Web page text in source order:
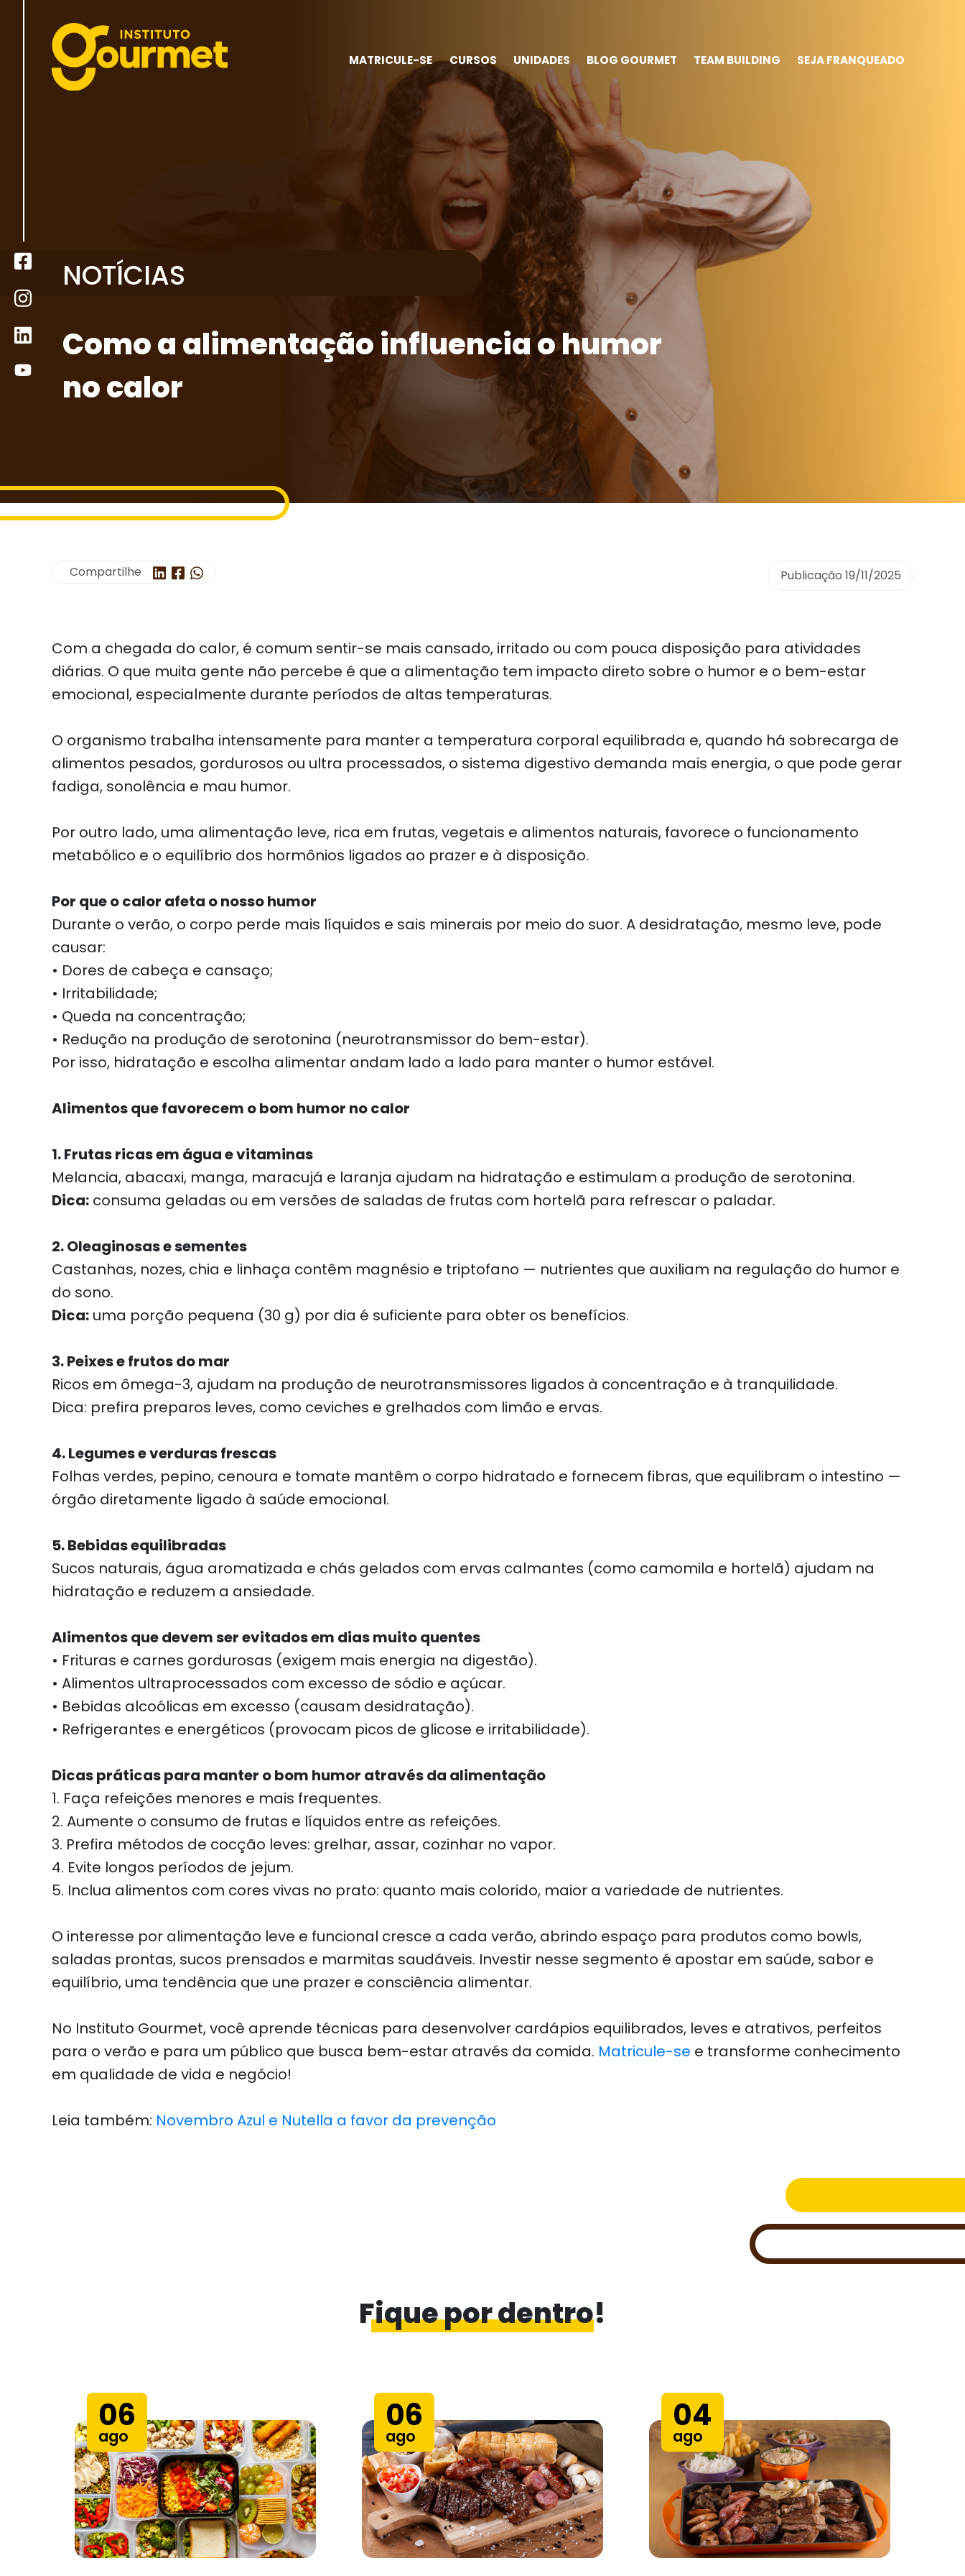
MATRICULE-SE CURSOS UNIDADES BLOG GOURMET TEAM BUILDING SEJA FRANQUEADO
NOTÍCIAS
Como a alimentação influencia o humor
no calor
Compartilhe Publicação 19/11/2025
Com a chegada do calor, é comum sentir-se mais cansado, irritado ou com pouca disposição para atividades
diárias. O que muita gente não percebe é que a alimentação tem impacto direto sobre o humor e o bem-estar
emocional, especialmente durante períodos de altas temperaturas.
O organismo trabalha intensamente para manter a temperatura corporal equilibrada e, quando há sobrecarga de
alimentos pesados, gordurosos ou ultra processados, o sistema digestivo demanda mais energia, o que pode gerar
fadiga, sonolência e mau humor.
Por outro lado, uma alimentação leve, rica em frutas, vegetais e alimentos naturais, favorece o funcionamento
metabólico e o equilíbrio dos hormônios ligados ao prazer e à disposição.
Por que o calor afeta o nosso humor
Durante o verão, o corpo perde mais líquidos e sais minerais por meio do suor. A desidratação, mesmo leve, pode
causar:
• Dores de cabeça e cansaço;
• Irritabilidade;
• Queda na concentração;
• Redução na produção de serotonina (neurotransmissor do bem-estar).
Por isso, hidratação e escolha alimentar andam lado a lado para manter o humor estável.
Alimentos que favorecem o bom humor no calor
1. Frutas ricas em água e vitaminas
Melancia, abacaxi, manga, maracujá e laranja ajudam na hidratação e estimulam a produção de serotonina.
Dica: consuma geladas ou em versões de saladas de frutas com hortelã para refrescar o paladar.
2. Oleaginosas e sementes
Castanhas, nozes, chia e linhaça contêm magnésio e triptofano — nutrientes que auxiliam na regulação do humor e
do sono.
Dica: uma porção pequena (30 g) por dia é suficiente para obter os benefícios.
3. Peixes e frutos do mar
Ricos em ômega-3, ajudam na produção de neurotransmissores ligados à concentração e à tranquilidade.
Dica: prefira preparos leves, como ceviches e grelhados com limão e ervas.
4. Legumes e verduras frescas
Folhas verdes, pepino, cenoura e tomate mantêm o corpo hidratado e fornecem fibras, que equilibram o intestino —
órgão diretamente ligado à saúde emocional.
5. Bebidas equilibradas
Sucos naturais, água aromatizada e chás gelados com ervas calmantes (como camomila e hortelã) ajudam na
hidratação e reduzem a ansiedade.
Alimentos que devem ser evitados em dias muito quentes
• Frituras e carnes gordurosas (exigem mais energia na digestão).
• Alimentos ultraprocessados com excesso de sódio e açúcar.
• Bebidas alcoólicas em excesso (causam desidratação).
• Refrigerantes e energéticos (provocam picos de glicose e irritabilidade).
Dicas práticas para manter o bom humor através da alimentação
1. Faça refeições menores e mais frequentes.
2. Aumente o consumo de frutas e líquidos entre as refeições.
3. Prefira métodos de cocção leves: grelhar, assar, cozinhar no vapor.
4. Evite longos períodos de jejum.
5. Inclua alimentos com cores vivas no prato: quanto mais colorido, maior a variedade de nutrientes.
O interesse por alimentação leve e funcional cresce a cada verão, abrindo espaço para produtos como bowls,
saladas prontas, sucos prensados e marmitas saudáveis. Investir nesse segmento é apostar em saúde, sabor e
equilíbrio, uma tendência que une prazer e consciência alimentar.
No Instituto Gourmet, você aprende técnicas para desenvolver cardápios equilibrados, leves e atrativos, perfeitos
para o verão e para um público que busca bem-estar através da comida. Matricule-se e transforme conhecimento
em qualidade de vida e negócio!
Leia também: Novembro Azul e Nutella a favor da prevenção
Fique por dentro!
06
ago
06
ago
04
ago